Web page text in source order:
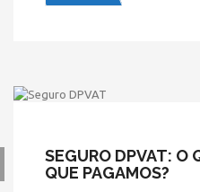
SEGURO DPVAT: O
QUE PAGAMOS?